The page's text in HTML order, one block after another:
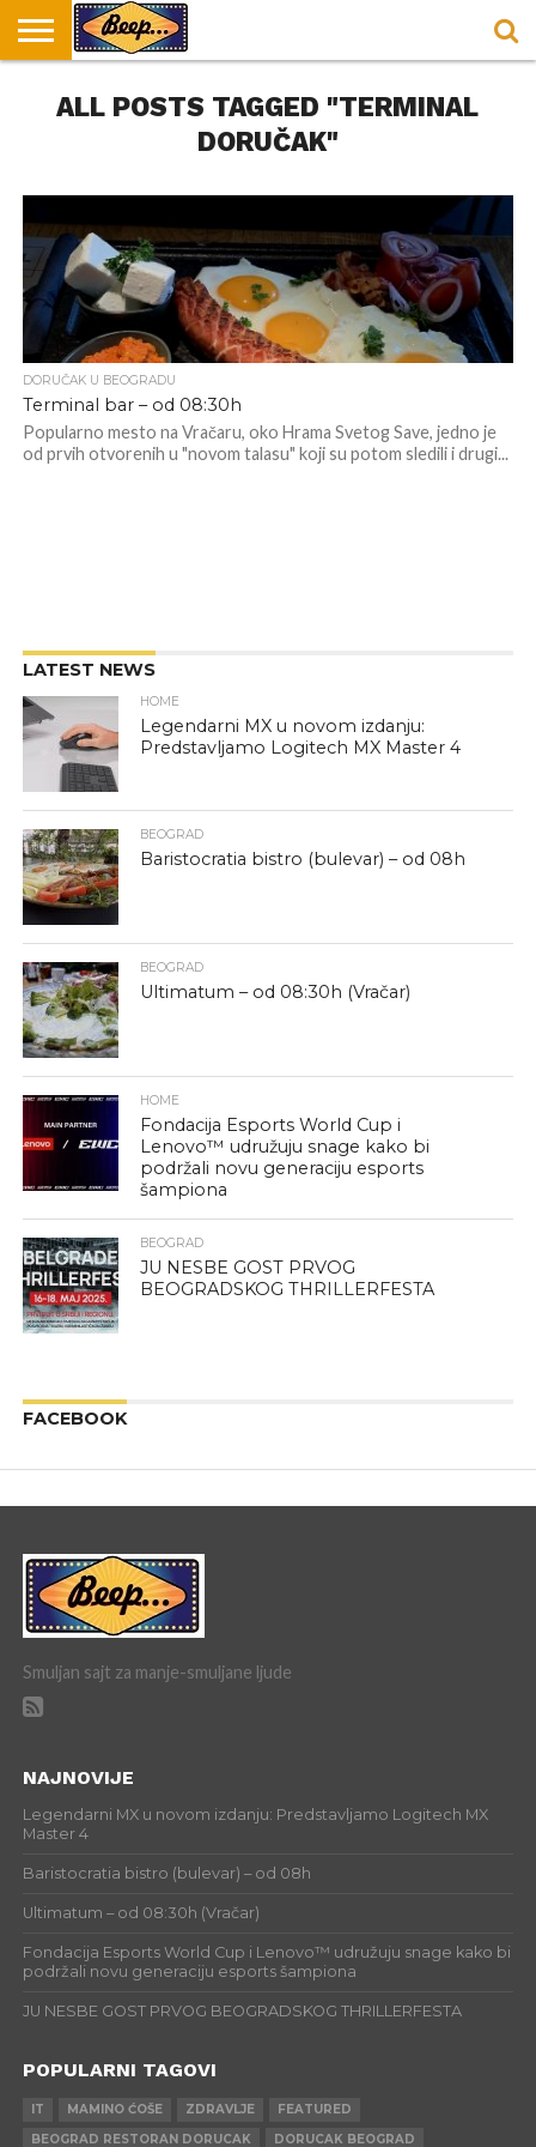
DORUČAK
U
SVAKODNEVICA
ENTERTAINMENT
LOKACIJE
ZA
HRANA I
RECEPTI
NEPUSACKI
LOKALI
ALL POSTS TAGGED "TERMINAL
DORUČAK"
DORUČAK U BEOGRADU
Terminal bar – od 08:30h
Popularno mesto na Vračaru, oko Hrama Svetog Save, jedno je
od prvih otvorenih u "novom talasu" koji su potom sledili i drugi...
LATEST NEWS
HOME
Legendarni MX u novom izdanju:
Predstavljamo Logitech MX Master 4
BEOGRAD
Baristocratia bistro (bulevar) – od 08h
BEOGRAD
Ultimatum – od 08:30h (Vračar)
HOME
Fondacija Esports World Cup i
Lenovo™ udružuju snage kako bi
podržali novu generaciju esports
šampiona
BEOGRAD
JU NESBE GOST PRVOG
BEOGRADSKOG THRILLERFESTA
FACEBOOK
Smuljan sajt za manje-smuljane ljude
NAJNOVIJE
Legendarni MX u novom izdanju: Predstavljamo Logitech MX
Master 4
Baristocratia bistro (bulevar) – od 08h
Ultimatum – od 08:30h (Vračar)
Fondacija Esports World Cup i Lenovo™ udružuju snage kako bi
podržali novu generaciju esports šampiona
JU NESBE GOST PRVOG BEOGRADSKOG THRILLERFESTA
POPULARNI TAGOVI
IT MAMINO ĆOŠE ZDRAVLJE
FEATURED
BEOGRAD RESTORAN DORUCAK
DORUCAK BEOGRAD